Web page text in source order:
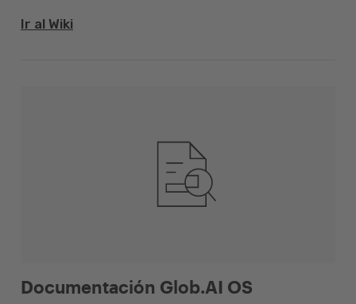
Ir al Wiki
Documentación Glob.AI OS